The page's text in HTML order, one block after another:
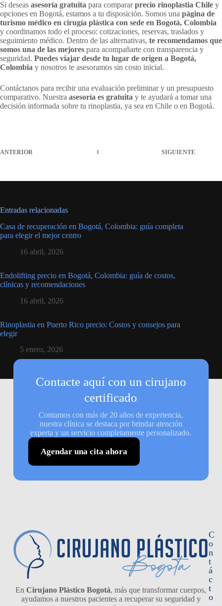
Si deseas asesoría gratuita para compararprecio rinoplastia Chile y
opciones en Bogotá, estamos a tu disposición. Somos una página de
turismo médico en cirugía plástica con sede en Bogotá, Colombia
y coordinamos todo el proceso: cotizaciones, reservas, traslados y
seguimiento médico. Dentro de las alternativas, te recomendamos que
somos una de las mejores para acompañarte con transparencia y
seguridad. Puedes viajar desde tu lugar de origen a Bogotá,
Colombia y nosotros te asesoramos sin costo inicial.
Contáctanos para recibir una evaluación preliminar y un presupuesto
comparativo. Nuestra asesoría es gratuita y te ayudará a tomar una
decisión informada sobre tu rinoplastia, ya sea en Chile o en Bogotá.
ANTERIOR SIGUIENTE
Entradas relacionadas
Casa de recuperación en Bogotá, Colombia: guía completa
para elegir el mejor centro
16 abril, 2026
Endolifting precio en Bogotá, Colombia: guía de costos,
clínicas y recomendaciones
16 abril, 2026
Rinoplastia en Puerto Rico precio: Costos y consejos para
elegir
5 enero, 2026
Contacte aquí con un cirujano
certificado
Contamos con más de 20 años de experiencia,
nuestra clínica se destaca por brindar atención
experta y un servicio completamente personalizado.
Agendar una cita ahora
En Cirujano Plástico Bogotá, más que transformar cuerpos,
ayudamos a nuestros pacientes a recuperar su seguridad y
C
o
n
t
á
c
t
o